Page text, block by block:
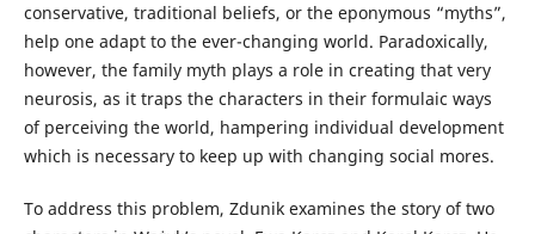
conservative, traditional beliefs, or the eponymous “myths”,
help one adapt to the ever-changing world. Paradoxically,
however, the family myth plays a role in creating that very
neurosis, as it traps the characters in their formulaic ways
of perceiving the world, hampering individual development
which is necessary to keep up with changing social mores.
To address this problem, Zdunik examines the story of two